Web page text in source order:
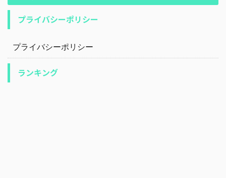
プライバシーポリシー
プライバシーポリシー
ランキング